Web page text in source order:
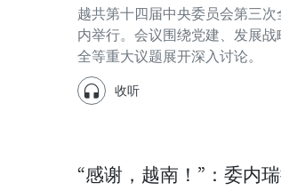
越共第十四届中央委员会第三
内举行。会议围绕党建、发展
全等重大议题展开深入讨论。
收听
“感谢，越南！”：委内